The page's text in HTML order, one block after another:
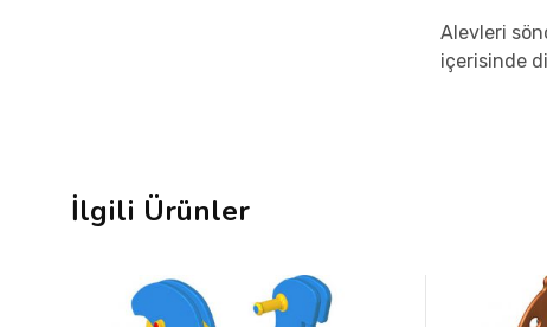
Alevleri
içerisinde
İlgili Ürünler